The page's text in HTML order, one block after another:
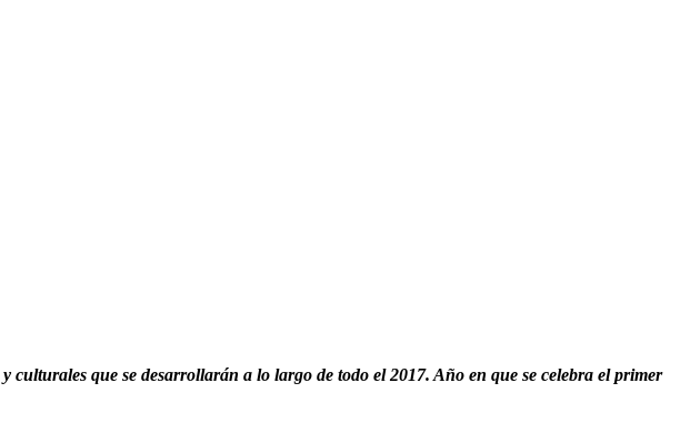
que se desarrollarán a lo largo de todo el 2017. Año en que se celebra el primer